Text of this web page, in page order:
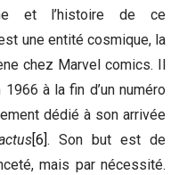
et l’histoire de ce
une entité cosmique, la
chez Marvel comics. Il
à la fin d’un numéro
dédié à son arrivée
[6] . Son but est de
mais par nécessité.